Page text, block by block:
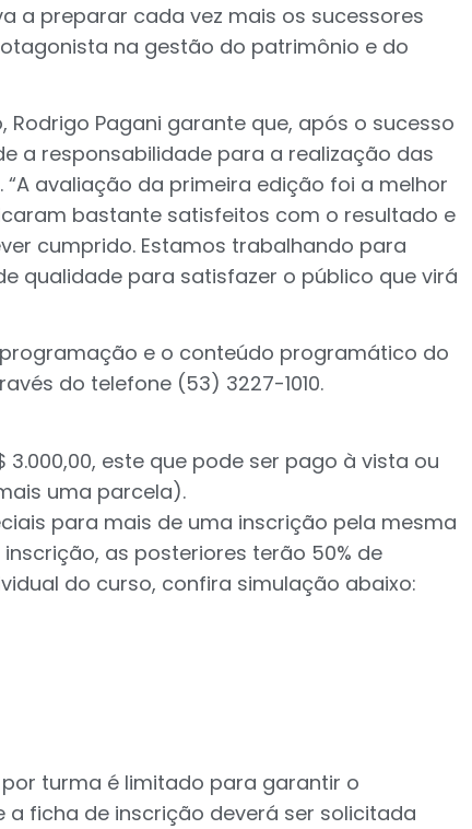
a preparar cada vez mais os sucessores
na gestão do patrimônio e do
Pagani garante que, após o sucesso
a responsabilidade para a realização das
avaliação da primeira edição foi a melhor
bastante satisfeitos com o resultado e
cumprido. Estamos trabalhando para
qualidade para satisfazer o público que virá
e o conteúdo programático do
do telefone (53) 3227-1010.
3.000,00, este que pode ser pago à vista ou
uma parcela).
para mais de uma inscrição pela mesma
as posteriores terão 50% de
do curso, confira simulação abaixo:
turma é limitado para garantir o
ficha de inscrição deverá ser solicitada